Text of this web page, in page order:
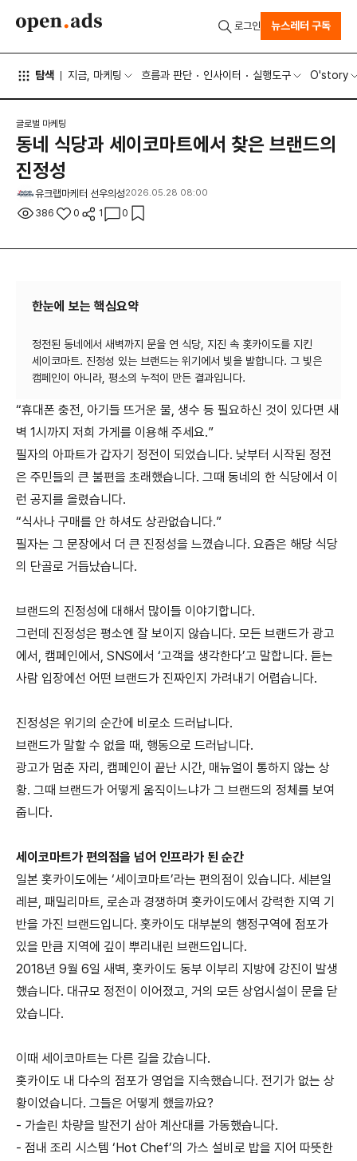
탐색 지금, 마케팅 흐름과 판단 인사이터 실행도구 O'story
로그인 뉴스레터 구독
글로벌 마케팅
동네 식당과 세이코마트에서 찾은 브랜드의
진정성
유크랩마케터 선우의성2026.05.28 08:00
386 0 1 0
한눈에 보는 핵심요약
정전된 동네에서 새벽까지 문을 연 식당, 지진 속 홋카이도를 지킨
세이코마트. 진정성 있는 브랜드는 위기에서 빛을 발합니다. 그 빛은
“휴대폰 충전, 아기들 뜨거운 물, 생수 등 필요하신 것이 있다면 새
벽 1시까지 저희 가게를 이용해 주세요.”
필자의 아파트가 갑자기 정전이 되었습니다. 낮부터 시작된 정전
은 주민들의 큰 불편을 초래했습니다. 그때 동네의 한 식당에서 이
런 공지를 올렸습니다.
“식사나 구매를 안 하셔도 상관없습니다.”
필자는 그 문장에서 더 큰 진정성을 느꼈습니다. 요즘은 해당 식당
의 단골로 거듭났습니다.
브랜드의 진정성에 대해서 많이들 이야기합니다.
그런데 진정성은 평소엔 잘 보이지 않습니다. 모든 브랜드가 광고
에서, 캠페인에서, SNS에서 ‘고객을 생각한다’고 말합니다. 듣는
사람 입장에선 어떤 브랜드가 진짜인지 가려내기 어렵습니다.
진정성은 위기의 순간에 비로소 드러납니다.
브랜드가 말할 수 없을 때, 행동으로 드러납니다.
광고가 멈춘 자리, 캠페인이 끝난 시간, 매뉴얼이 통하지 않는 상
황. 그때 브랜드가 어떻게 움직이느냐가 그 브랜드의 정체를 보여
줍니다.
세이코마트가 편의점을 넘어 인프라가 된 순간
일본 홋카이도에는 ‘세이코마트’라는 편의점이 있습니다. 세븐일
레븐, 패밀리마트, 로손과 경쟁하며 홋카이도에서 강력한 지역 기
반을 가진 브랜드입니다. 홋카이도 대부분의 행정구역에 점포가
있을 만큼 지역에 깊이 뿌리내린 브랜드입니다.
2018년 9월 6일 새벽, 홋카이도 동부 이부리 지방에 강진이 발생
했습니다. 대규모 정전이 이어졌고, 거의 모든 상업시설이 문을 닫
았습니다.
이때 세이코마트는 다른 길을 갔습니다.
홋카이도 내 다수의 점포가 영업을 지속했습니다. 전기가 없는 상
황이었습니다. 그들은 어떻게 했을까요?
- 가솔린 차량을 발전기 삼아 계산대를 가동했습니다.
- 점내 조리 시스템 ‘Hot Chef’의 가스 설비로 밥을 지어 따뜻한